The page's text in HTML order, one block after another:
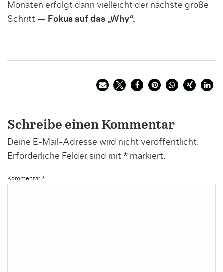
Monaten erfolgt dann vielleicht der nächste große
Schritt — Fokus auf das „Why“.
Schreibe einen Kommentar
Deine E-Mail-Adresse wird nicht veröffentlicht.
Erforderliche Felder sind mit * markiert.
Kommentar *